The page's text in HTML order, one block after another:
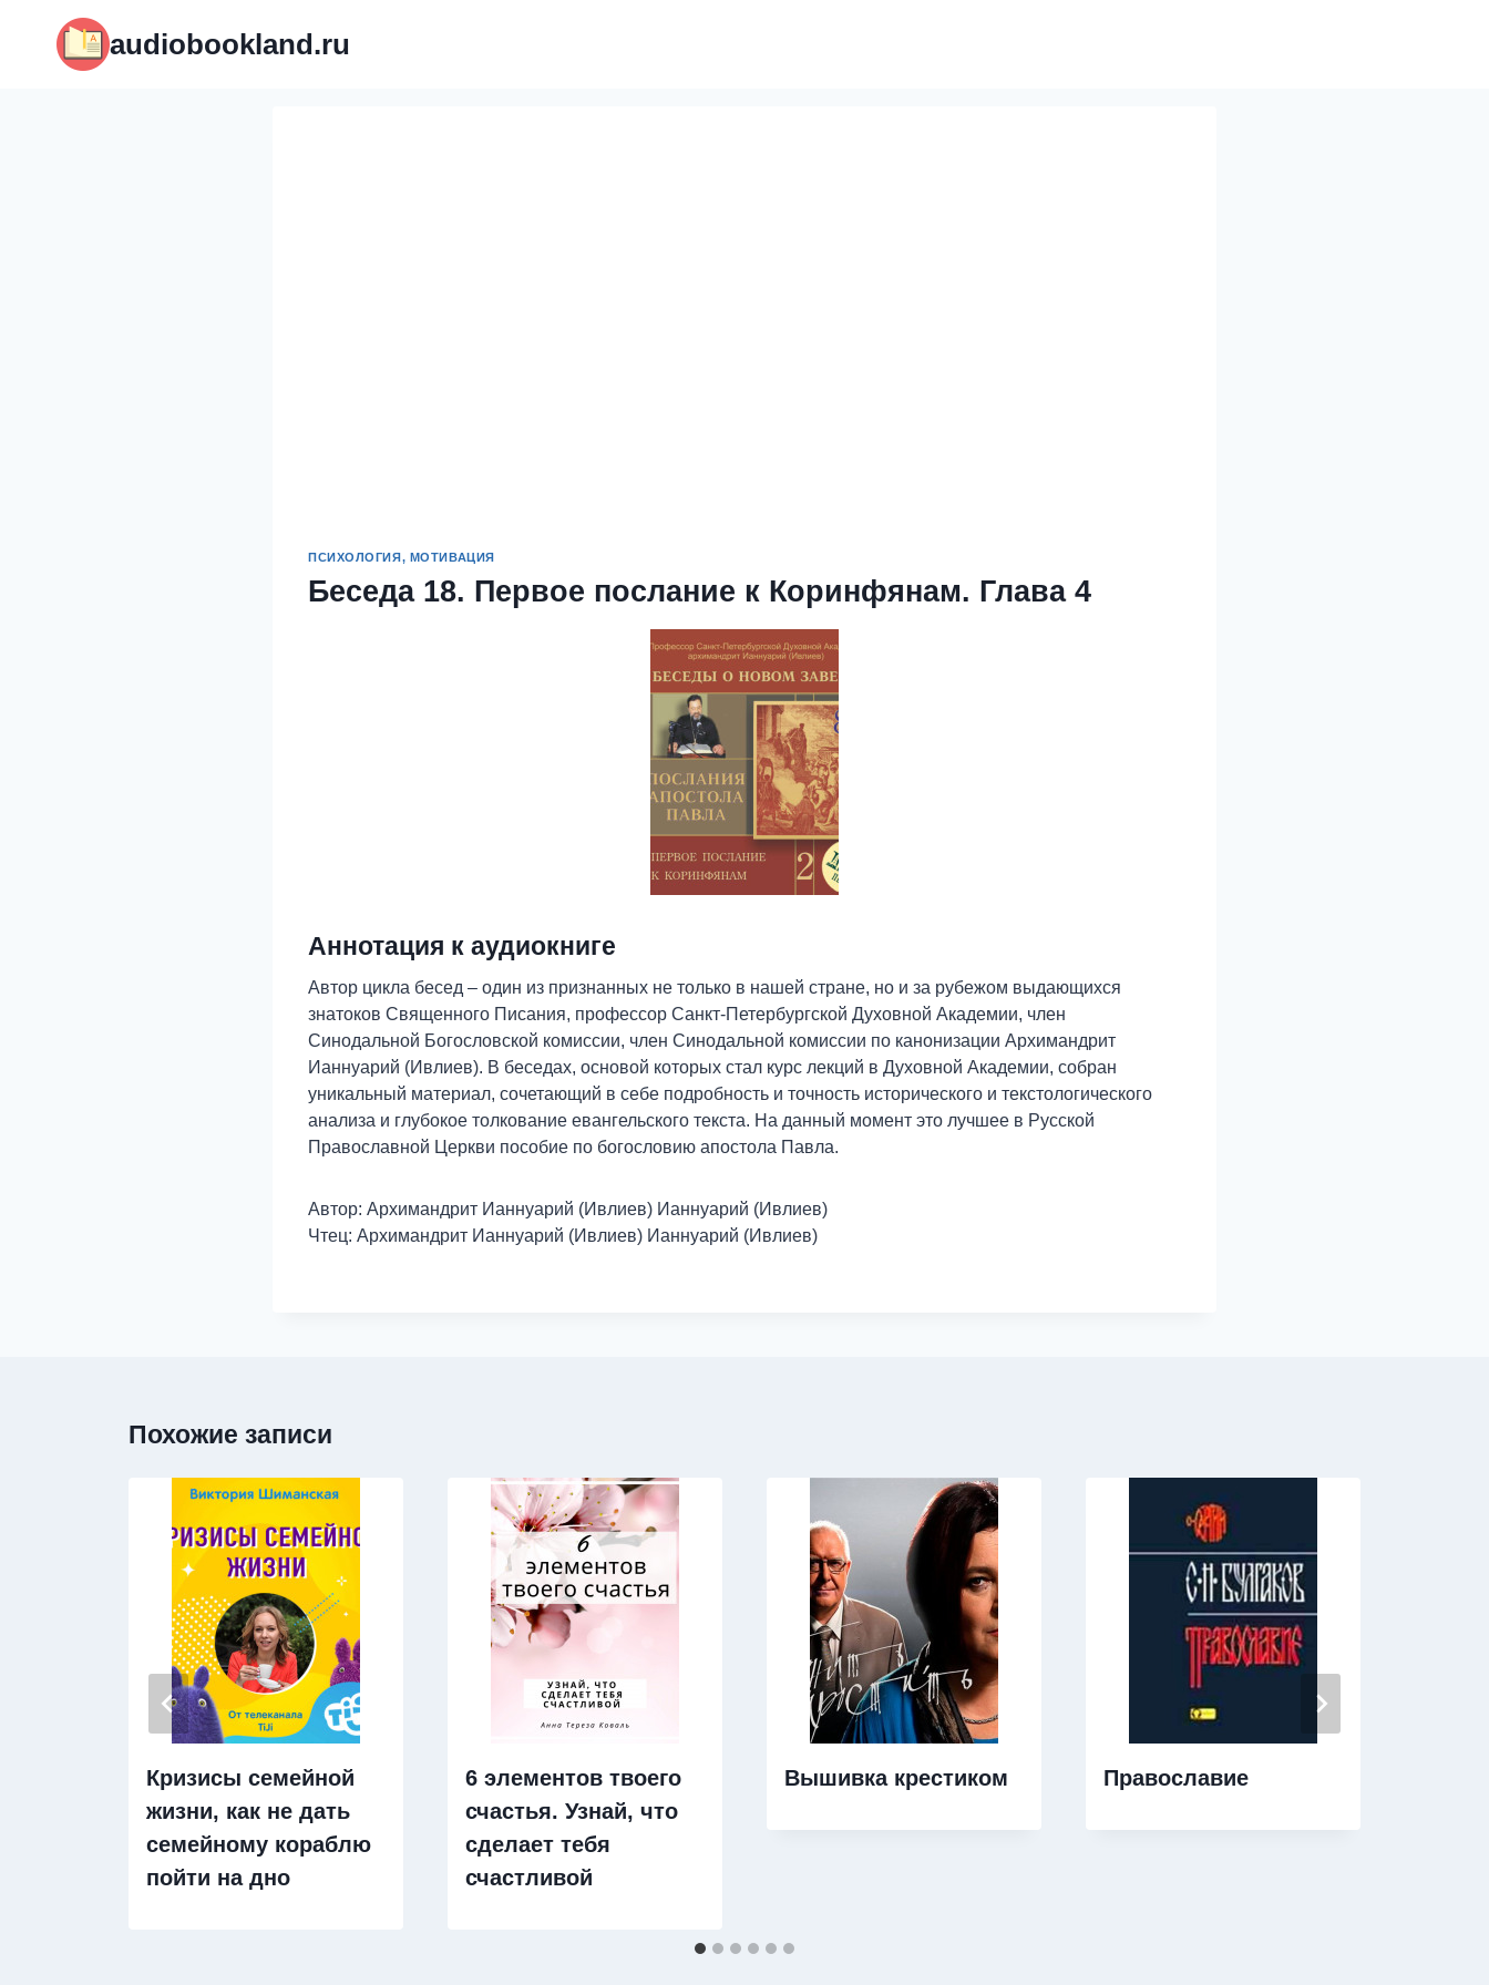
содержимому
audiobookland.ru
ПСИХОЛОГИЯ, МОТИВАЦИЯ
Беседа 18. Первое послание к Коринфянам. Глава 4
Аннотация к аудиокниге
Автор цикла бесед – один из признанных не только в нашей стране, но и за рубежом выдающихся
знатоков Священного Писания, профессор Санкт-Петербургской Духовной Академии, член
Синодальной Богословской комиссии, член Синодальной комиссии по канонизации Архимандрит
Ианнуарий (Ивлиев). В беседах, основой которых стал курс лекций в Духовной Академии, собран
уникальный материал, сочетающий в себе подробность и точность исторического и текстологического
анализа и глубокое толкование евангельского текста. На данный момент это лучшее в Русской
Православной Церкви пособие по богословию апостола Павла.
Автор: Архимандрит Ианнуарий (Ивлиев) Ианнуарий (Ивлиев)
Чтец: Архимандрит Ианнуарий (Ивлиев) Ианнуарий (Ивлиев)
Похожие записи
Кризисы семейной
жизни, как не дать
семейному кораблю
пойти на дно
6 элементов твоего
счастья. Узнай, что
сделает тебя
счастливой
Вышивка крестиком Православие